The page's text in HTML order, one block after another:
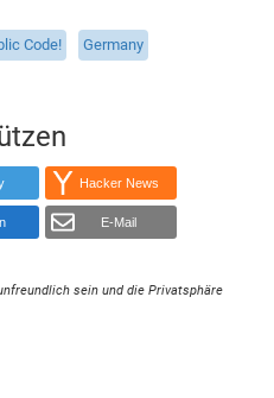
Code!
Germany
Hacker News
E-Mail
sein und die Privatsphäre